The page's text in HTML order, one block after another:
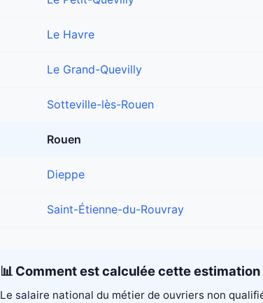
Le Havre
Le Grand-Quevilly
Sotteville-lès-Rouen
Rouen
Dieppe
Saint-Étienne-du-Rouvray
📊 Comment est calculée cette estimation
Le salaire national du métier de ouvriers non